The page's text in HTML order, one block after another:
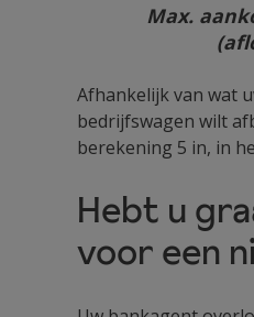
Max.
Afhankelijk van wat
bedrijfswagen wilt
berekening 5 in, in
Hebt u
voor een